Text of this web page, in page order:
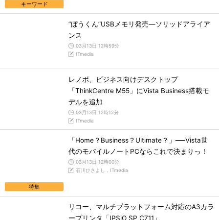
キーワード
“ぼうくん”USBメモリ発売―ソリッドアライア
ンス
03月13日 12時59分
ITmedia
レノボ、ビジネス向けデスクトップ
「ThinkCentre M55」にVista Business搭載モ
デルを追加
03月13日 12時12分
ITmedia
特集
「Home？Business？Ultimate？」──Vista世
代のモバイルノートPCならこれで決まりっ！
03月13日 12時00分
石川ひさよし，ITmedia
リコー、マルチプラットフォーム対応のA3カラ
ープリンタ「IPSiO SP C711」